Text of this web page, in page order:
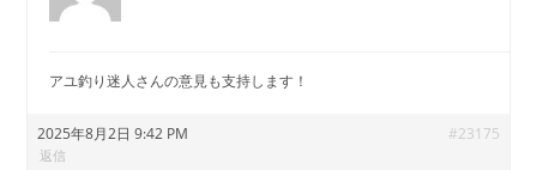
アユ釣り迷人さんの意見も支持します！
2025年8月2日 9:42 PM #23175
返信